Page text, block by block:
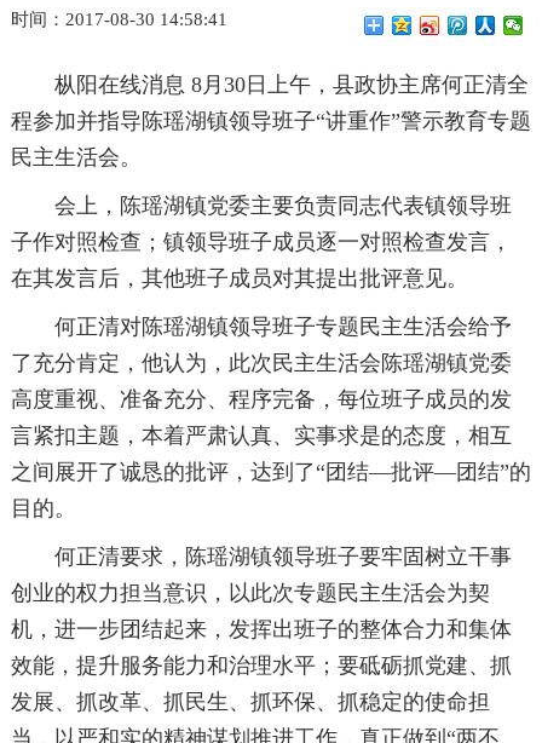
时间：2017-08-30 14:58:41
枞阳在线消息 8月30日上午，县政协主席何正清全
程参加并指导陈瑶湖镇领导班子“讲重作”警示教育专题
民主生活会。
会上，陈瑶湖镇党委主要负责同志代表镇领导班
子作对照检查；镇领导班子成员逐一对照检查发言，
在其发言后，其他班子成员对其提出批评意见。
何正清对陈瑶湖镇领导班子专题民主生活会给予
了充分肯定，他认为，此次民主生活会陈瑶湖镇党委
高度重视、准备充分、程序完备，每位班子成员的发
言紧扣主题，本着严肃认真、实事求是的态度，相互
之间展开了诚恳的批评，达到了“团结—批评—团结”的
目的。
何正清要求，陈瑶湖镇领导班子要牢固树立干事
创业的权力担当意识，以此次专题民主生活会为契
机，进一步团结起来，发挥出班子的整体合力和集体
效能，提升服务能力和治理水平；要砥砺抓党建、抓
发展、抓改革、抓民生、抓环保、抓稳定的使命担